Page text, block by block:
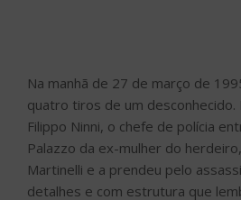
Na manhã de 27 de março de
quatro tiros de um desconhecido.
Filippo Ninni, o chefe de polícia
Palazzo da ex-mulher do
Martinelli e a prendeu pelo
detalhes e com estrutura que